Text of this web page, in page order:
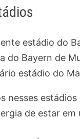
estádio do
do Bayern de
estádio do
nesses
de estar